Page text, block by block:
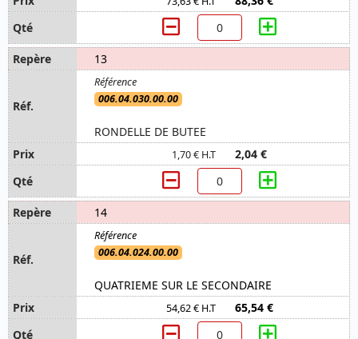
13
006.04.030.00.00
RONDELLE DE BUTEE
1,70 € H.T 2,04 €
14
006.04.024.00.00
QUATRIEME SUR LE SECONDAIRE
54,62 € H.T 65,54 €